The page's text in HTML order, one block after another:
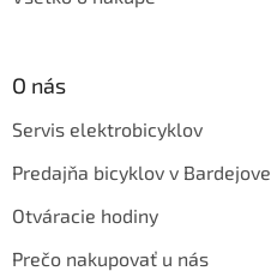
O nás
Servis elektrobicyklov
Predajňa bicyklov v Bardejove
Otváracie hodiny
Prečo nakupovať u nás